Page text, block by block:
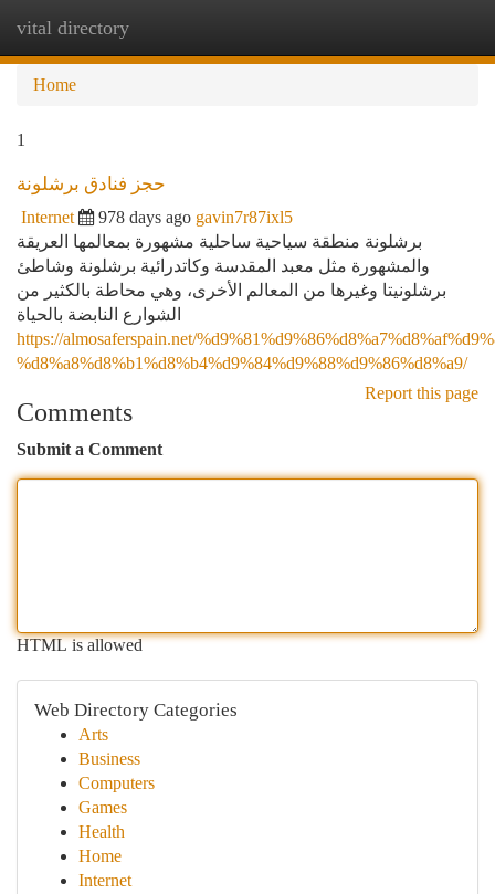
vital directory
Home
1
حجز فنادق برشلونة
Internet 978 days ago gavin7r87ixl5
برشلونة منطقة سياحية ساحلية مشهورة بمعالمها العريقة
والمشهورة مثل معبد المقدسة وكاتدرائية برشلونة وشاطئ
برشلونيتا وغيرها من المعالم الأخرى، وهي محاطة بالكثير من
الشوارع النابضة بالحياة
https://almosaferspain.net/
%d8%a8%d8%b1%d8%b4%d9%84%d9%88%d9%86%d8%a9/
Report this page
Comments
Submit a Comment
HTML is allowed
Web Directory Categories
Arts
Business
Computers
Games
Health
Home
Internet